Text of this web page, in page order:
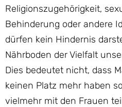
Religionszugehörigkeit,
Behinderung oder andere
dürfen kein Hindernis
Nährboden der Vielfalt
Dies bedeutet nicht, dass
keinen Platz mehr haben
vielmehr mit den Frauen